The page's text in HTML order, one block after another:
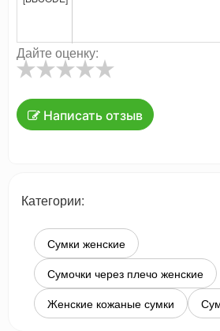
Дайте оценку:
Написать отзыв
Категории:
Сумки женские
Сумочки через плечо женские
Женские кожаные сумки